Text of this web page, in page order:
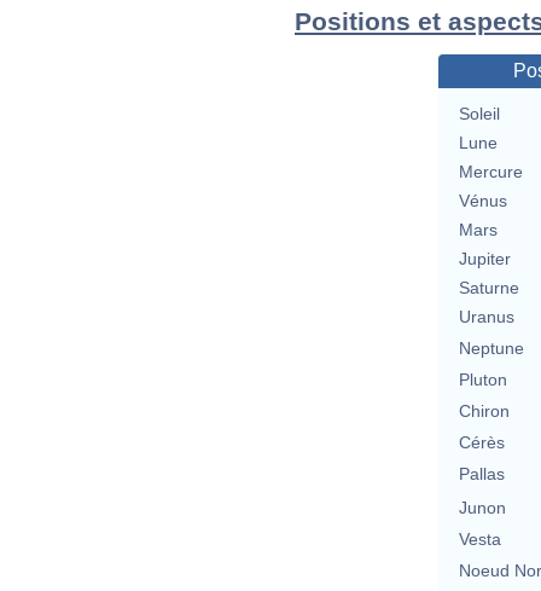
Positions et
Soleil
Lune
Mercure
Vénus
Mars
Jupiter
Saturne
Uranus
Neptune
Pluton
Chiron
Cérès
Pallas
Junon
Vesta
Noeud